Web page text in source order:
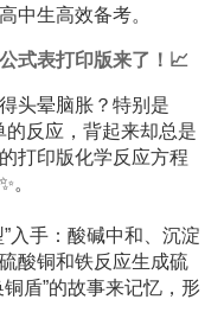
中生高效备考。
式表打印版来了！📈
头晕脑胀？特别是
的反应，背起来却总是
打印版化学反应方程
。
入手：酸碱中和、沉淀
酸铜和铁反应生成硫
盾”的故事来记忆，形